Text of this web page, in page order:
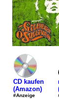
CD kaufen
(Amazon)
#Anzeige